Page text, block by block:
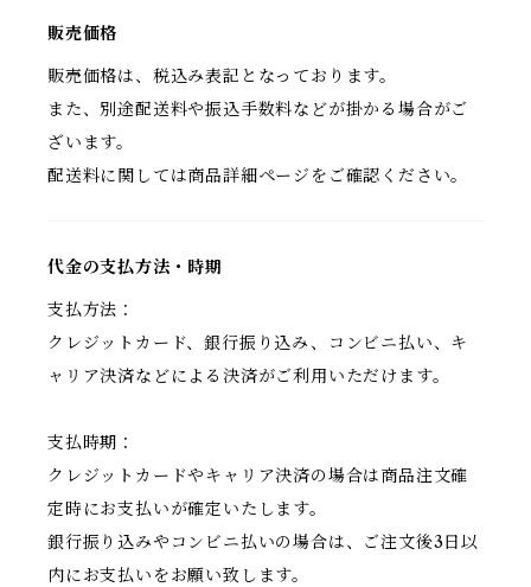
販売価格
販売価格は、税込み表記となっております。
また、別途配送料や振込手数料などが掛かる場合がご
ざいます。
配送料に関しては商品詳細ページをご確認ください。
代金の支払方法・時期
支払方法：
クレジットカード、銀行振り込み、コンビニ払い、キ
ャリア決済などによる決済がご利用いただけます。
支払時期：
クレジットカードやキャリア決済の場合は商品注文確
定時にお支払いが確定いたします。
銀行振り込みやコンビニ払いの場合は、ご注文後3日以
内にお支払いをお願い致します。